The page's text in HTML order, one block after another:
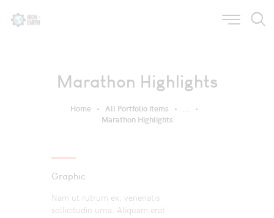
Marathon Highlights
Home All Portfolio items
...
Marathon Highlights
Graphic
Nam ut rutrum ex, venenatis
sollicitudin urna. Aliquam erat